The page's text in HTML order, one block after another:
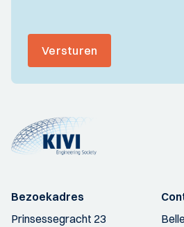
Versturen
Bezoekadres
Prinsessegracht 23